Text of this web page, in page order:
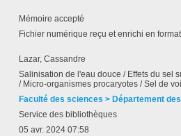
Mémoire accepté
Fichier numérique reçu et enrichi en
Lazar, Cassandre
Salinisation de l'eau douce / Effets du sel
/ Micro-organismes procaryotes / Sel de
Faculté des sciences > Département
Service des bibliothèques
05 avr. 2024 07:58